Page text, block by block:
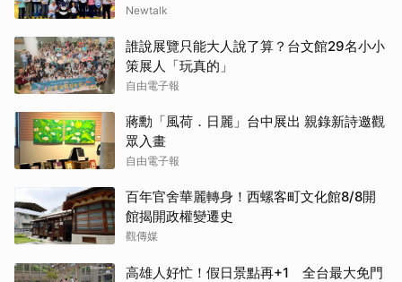
Newtalk
誰說展覽只能大人說了算？台文館29名小小
策展人「玩真的」
自由電子報
蔣勳「風荷．日麗」台中展出 親錄新詩邀觀
眾入畫
自由電子報
百年官舍華麗轉身！西螺客町文化館8/8開
館揭開政權變遷史
觀傳媒
高雄人好忙！假日景點再+1 全台最大免門